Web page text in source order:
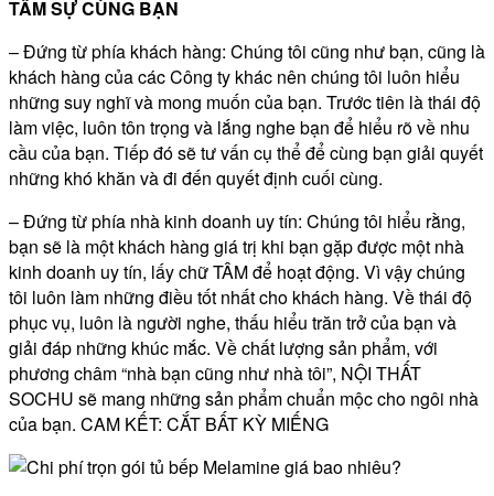
TÂM SỰ CÙNG BẠN
– Đứng từ phía khách hàng: Chúng tôi cũng như bạn, cũng là
khách hàng của các Công ty khác nên chúng tôi luôn hiểu
những suy nghĩ và mong muốn của bạn. Trước tiên là thái độ
làm việc, luôn tôn trọng và lắng nghe bạn để hiểu rõ về nhu
cầu của bạn. Tiếp đó sẽ tư vấn cụ thể để cùng bạn giải quyết
những khó khăn và đi đến quyết định cuối cùng.
– Đứng từ phía nhà kinh doanh uy tín: Chúng tôi hiểu rằng,
bạn sẽ là một khách hàng giá trị khi bạn gặp được một nhà
kinh doanh uy tín, lấy chữ TÂM để hoạt động. Vì vậy chúng
tôi luôn làm những điều tốt nhất cho khách hàng. Về thái độ
phục vụ, luôn là người nghe, thấu hiểu trăn trở của bạn và
giải đáp những khúc mắc. Về chất lượng sản phẩm, với
phương châm “nhà bạn cũng như nhà tôi”, NỘI THẤT
SOCHU sẽ mang những sản phẩm chuẩn mộc cho ngôi nhà
của bạn. CAM KẾT: CẮT BẤT KỲ MIẾNG